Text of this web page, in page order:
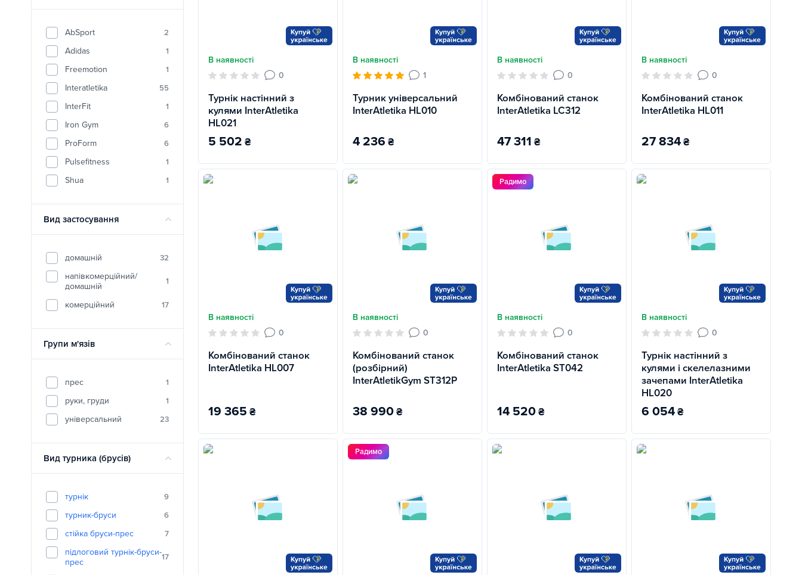
В наявності
0
Турнік настінний з
кулями InterAtletika
HL021
5 502 ₴
В наявності
1
Турник універсальний
InterAtletika HL010
4 236 ₴
В наявності
0
Комбінований станок
InterAtletika LC312
47 311 ₴
В наявності
0
Комбінований станок
InterAtletika HL011
27 834₴
В наявності
0
Комбінований станок
InterAtletika HL007
19 365 ₴
В наявності
0
Комбінований станок
(розбірний)
InterAtletikGym ST312P
38 990₴
Радимо
В наявності
0
Комбінований станок
InterAtletika SТ042
14 520₴
В наявності
0
Турнік настінний з
кулями і скелелазними
зачепами InterAtletika
HL020
6 054₴
Радимо
AbSport 2
Adidas 1
Freemotion 1
Interatletika 55
InterFit 1
Iron Gym 6
ProForm 6
Pulsefitness 1
Shua 1
Вид застосування
домашній 32
напівкомерційний/
домашній
1
комерційний 17
Групи м'язів
прес 1
руки, груди 1
універсальний 23
Вид турника (брусів)
турнік 9
турник-бруси 6
стійка бруси-прес 7
підлоговий турнік-бруси-
прес
17